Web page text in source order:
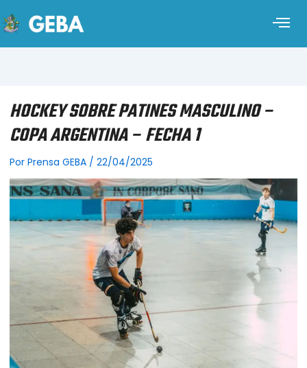
HOCKEY SOBRE PATINES MASCULINO –
COPA ARGENTINA – FECHA 1
Por Prensa GEBA / 22/04/2025